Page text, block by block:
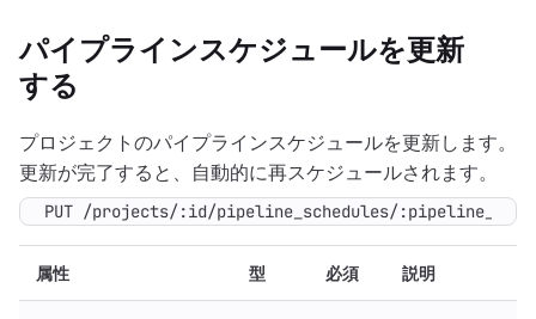
パイプラインスケジュールを更新
する
プロジェクトのパイプラインスケジュールを更新します。
更新が完了すると、自動的に再スケジュールされます。
PUT /projects/:id/pipeline_schedules/
属性 型 必須 説明